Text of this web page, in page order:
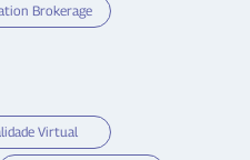
Brokerage
Virtual